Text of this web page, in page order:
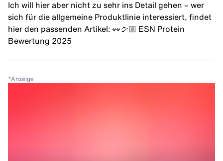
Ich will hier aber nicht zu sehr ins Detail gehen – wer
sich für die allgemeine Produktlinie interessiert, findet
hier den passenden Artikel: 👀👉🏼 ESN Protein
Bewertung 2025
*Anzeige